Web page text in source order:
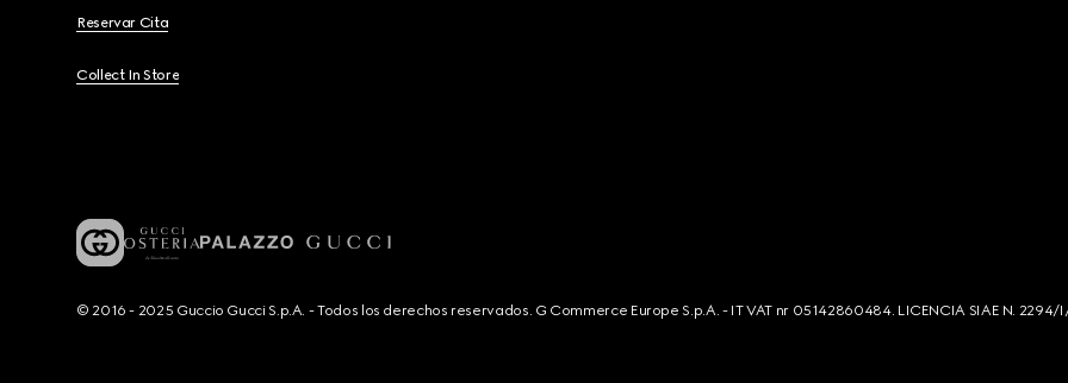
Reservar Cita
Collect In Store
© 2016 - 2025 Guccio Gucci S.p.A. - Todos los derechos reservados. G Commerce Europe S.p.A. - IT VAT nr 05142860484. LICENCIA SIAE N.